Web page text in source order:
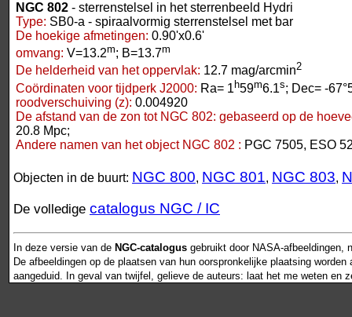
NGC 802 - sterrenstelsel in het sterrenbeeld Hydri
Type: SB0-a - spiraalvormig sterrenstelsel met bar
De hoekige afmetingen: 0.90'x0.6'
omvang: V=13.2m; B=13.7m
De helderheid van het oppervlak: 12.7 mag/arcmin2
Coördinaten voor tijdperk J2000: Ra= 1 h59m6.1s; Dec= -
roodverschuiving (z): 0.004920
De afstand van de zon tot NGC 802: gebaseerd op de
20.8 Mpc;
Andere namen van het object NGC 802 : PGC 7505, ESO
Objecten in de buurt: NGC 800, NGC 801, NGC 803,
De volledige catalogus NGC / IC
In deze versie van de NGC-catalogus gebruikt door NASA-afbeeldingen,
De afbeeldingen op de plaatsen van hun oorspronkelijke plaatsing
aangeduid. In geval van twijfel, gelieve de auteurs: laat het me weten en